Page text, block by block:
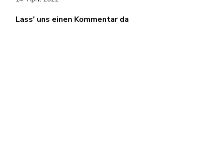
Lass' uns einen Kommentar da